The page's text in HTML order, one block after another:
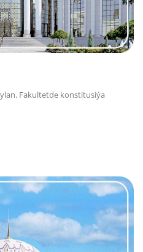
Fakultetde konstitusiýa